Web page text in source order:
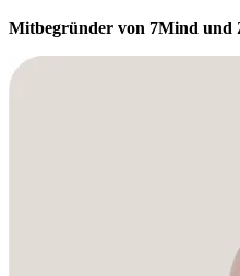
Mitbegründer von 7Mind und